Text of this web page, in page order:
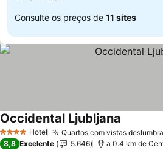
Consulte os preços de 11 sites
4 EstrelasHotel Quartos com vistas
Occidental Ljubljana
8,8 Excelente 5.646 a 0.4 km de